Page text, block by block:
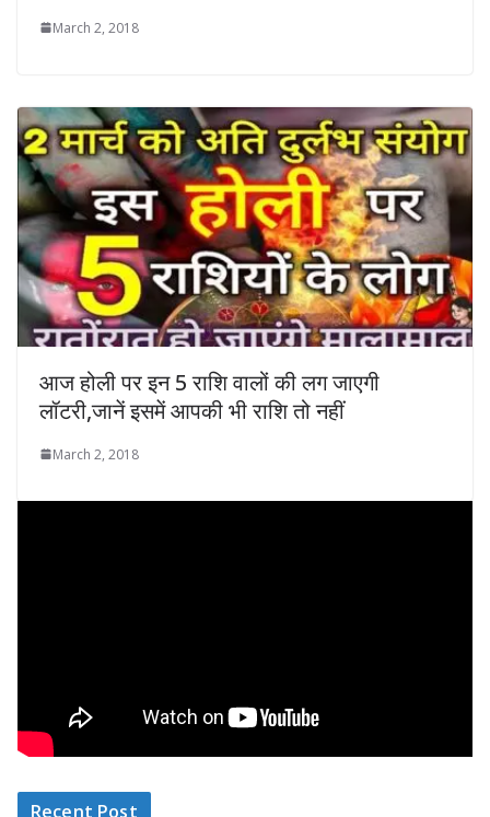
March 2, 2018
आज होली पर इन 5 राशि वालों की लग जाएगी
लॉटरी,जानें इसमें आपकी भी राशि तो नहीं
March 2, 2018
Recent Post